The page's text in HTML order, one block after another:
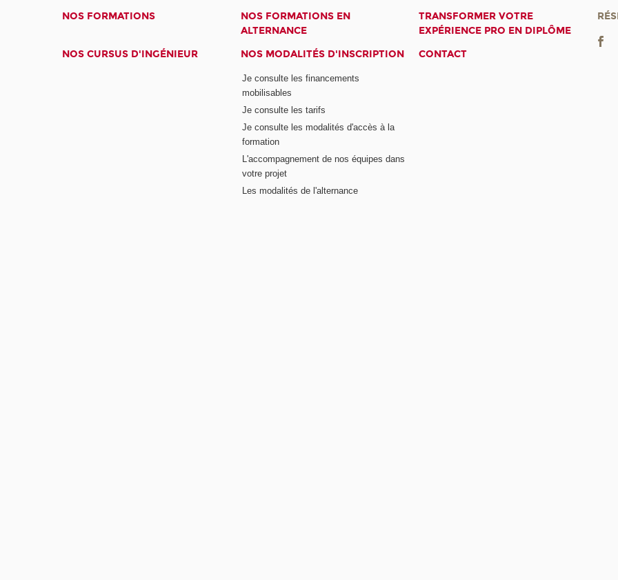
NOS FORMATIONS
NOS FORMATIONS EN
ALTERNANCE
TRANSFORMER VOTRE
EXPÉRIENCE PRO EN DIPLÔME
NOS CURSUS D'INGÉNIEUR
NOS MODALITÉS D'INSCRIPTION
Je consulte les financements
mobilisables
Je consulte les tarifs
Je consulte les modalités d'accès à la
formation
L'accompagnement de nos équipes dans
votre projet
Les modalités de l'alternance
CONTACT